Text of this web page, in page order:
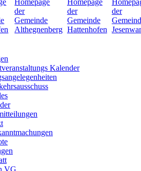
Kalender
VG